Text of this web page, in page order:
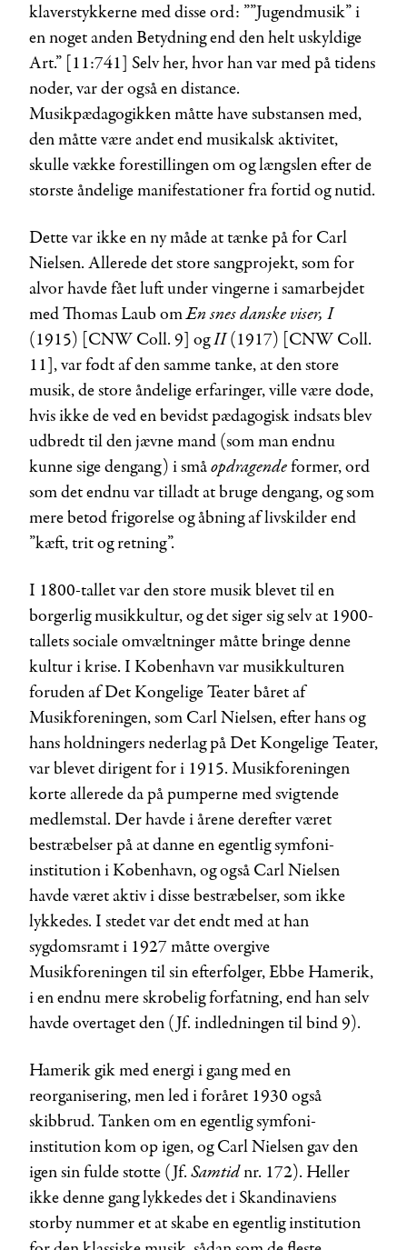
klaverstykkerne med disse ord: ””Jugendmusik” i
en noget anden Betydning end den helt uskyldige
Art.” [11:741] Selv her, hvor han var med på tidens
noder, var der også en distance.
Musikpædagogikken måtte have substansen med,
den måtte være andet end musikalsk aktivitet,
skulle vække forestillingen om og længslen efter de
største åndelige manifestationer fra fortid og nutid.
Dette var ikke en ny måde at tænke på for Carl
Nielsen. Allerede det store sangprojekt, som for
alvor havde fået luft under vingerne i samarbejdet
med Thomas Laub omEn snes danske viser, I
(1915) [CNW Coll. 9] ogII(1917) [CNW Coll.
11], var født af den samme tanke, at den store
musik, de store åndelige erfaringer, ville være døde,
hvis ikke de ved en bevidst pædagogisk indsats blev
udbredt til den jævne mand (som man endnu
kunne sige dengang) i småopdragendeformer, ord
som det endnu var tilladt at bruge dengang, og som
mere betød frigørelse og åbning af livskilder end
”kæft, trit og retning”.
I 1800-tallet var den store musik blevet til en
borgerlig musikkultur, og det siger sig selv at 1900-
tallets sociale omvæltninger måtte bringe denne
kultur i krise. I København var musikkulturen
foruden af Det Kongelige Teater båret af
Musikforeningen, som Carl Nielsen, efter hans og
hans holdningers nederlag på Det Kongelige Teater,
var blevet dirigent for i 1915. Musikforeningen
kørte allerede da på pumperne med svigtende
medlemstal. Der havde i årene derefter været
bestræbelser på at danne en egentlig symfoni-
institution i København, og også Carl Nielsen
havde været aktiv i disse bestræbelser, som ikke
lykkedes. I stedet var det endt med at han
sygdomsramt i 1927 måtte overgive
Musikforeningen til sin efterfølger, Ebbe Hamerik,
i en endnu mere skrøbelig forfatning, end han selv
havde overtaget den (Jf. indledningen til bind 9).
Hamerik gik med energi i gang med en
reorganisering, men led i foråret 1930 også
skibbrud. Tanken om en egentlig symfoni-
institution kom op igen, og Carl Nielsen gav den
igen sin fulde støtte (Jf. Samtidnr. 172). Heller
ikke denne gang lykkedes det i Skandinaviens
storby nummer et at skabe en egentlig institution